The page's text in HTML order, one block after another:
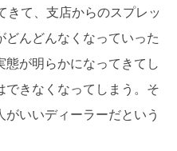
きて、支店からのスプレッ
どんどんなくなっていった
が明らかになってきてし
できなくなってしまう。そ
いいディーラーだという